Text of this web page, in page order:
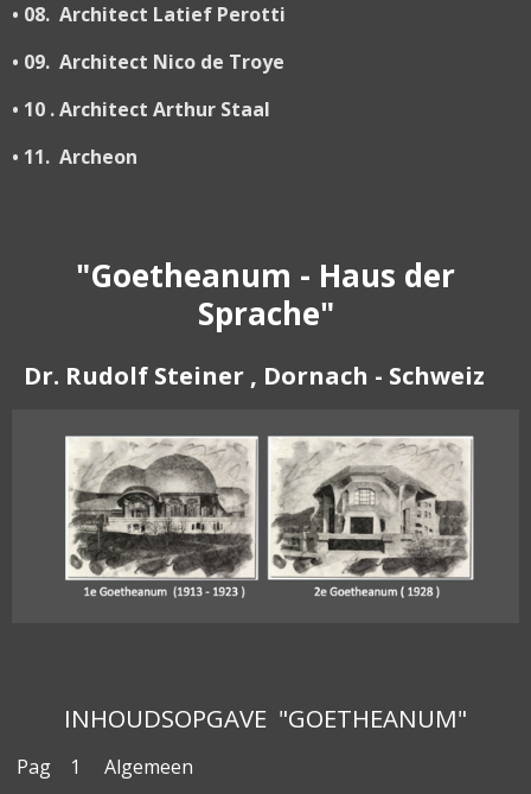
• 08. Architect Latief Perotti
• 09. Architect Nico de Troye
• 10 . Architect Arthur Staal
• 11. Archeon
"Goetheanum - Haus der
Sprache"
Dr. Rudolf Steiner, Dornach - Schweiz
INHOUDSOPGAVE "GOETHEANUM"
Pag 1 Algemeen